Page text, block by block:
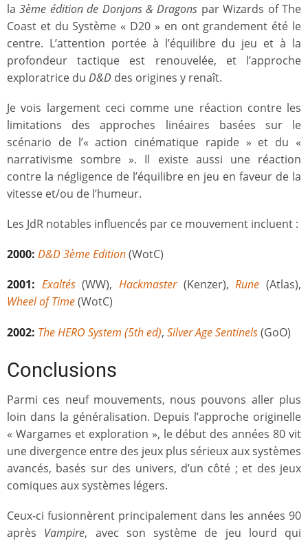
la3ème édition de Donjons & Dragons par Wizards of The
Coast et du Système « D20 » en ont grandement été le
centre. L’attention portée à l’équilibre du jeu et à la
profondeur tactique est renouvelée, et l’approche
exploratrice du D&D des origines y renaît.
Je vois largement ceci comme une réaction contre les
limitations des approches linéaires basées sur le
scénario de l’« action cinématique rapide » et du «
narrativisme sombre ». Il existe aussi une réaction
contre la négligence de l’équilibre en jeu en faveur de la
vitesse et/ou de l’humeur.
Les JdR notables influencés par ce mouvement incluent :
2000: D&D 3ème Edition(WotC)
2001: Exaltés(WW),Hackmaster(Kenzer),Rune (Atlas),
Wheel of Time(WotC)
2002: The HERO System (5th ed), Silver Age Sentinels(GoO)
Conclusions
Parmi ces neuf mouvements, nous pouvons aller plus
loin dans la généralisation. Depuis l’approche originelle
« Wargames et exploration », le début des années 80 vit
une divergence entre des jeux plus sérieux aux systèmes
avancés, basés sur des univers, d’un côté ; et des jeux
comiques aux systèmes légers.
Ceux-ci fusionnèrent principalement dans les années 90
après Vampire, avec son système de jeu lourd qui